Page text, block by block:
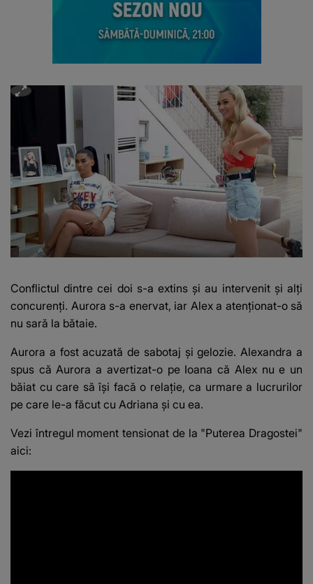
Conflictul dintre cei doi s-a extins și au intervenit și alți
concurenți. Aurora s-a enervat, iar Alex a atenționat-o să
nu sară la bătaie.
Aurora a fost acuzată de sabotaj și gelozie. Alexandra a
spus că Aurora a avertizat-o pe Ioana că Alex nu e un
băiat cu care să își facă o relație, ca urmare a lucrurilor
pe care le-a făcut cu Adriana și cu ea.
Vezi întregul moment tensionat de la "Puterea Dragostei"
aici: